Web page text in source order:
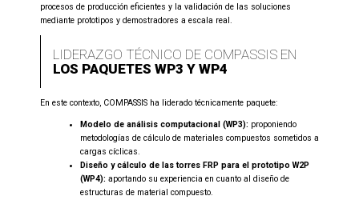
procesos de producción eficientes y la validación de las soluciones
mediante prototipos y demostradores a escala real.
LIDERAZGO TÉCNICO DE COMPASSIS EN
LOS PAQUETES WP3 Y WP4
En este contexto, COMPASSIS ha liderado técnicamente paquete:
Modelo de análisis computacional (WP3): proponiendo
metodologías de cálculo de materiales compuestos sometidos a
cargas cíclicas.
Diseño y cálculo de las torres FRP para el prototipo W2P
(WP4): aportando su experiencia en cuanto al diseño de
estructuras de material compuesto.